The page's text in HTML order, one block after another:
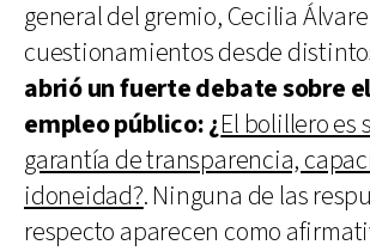
general del gremio, Cecilia
cuestionamientos desde
abrió un fuerte debate sobre
empleo público: ¿El bolillero es
garantía de transparencia,
idoneidad?. Ninguna de las
respecto aparecen como